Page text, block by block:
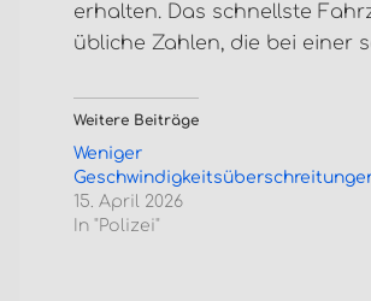
erhalten. Das schnellste
übliche Zahlen, die bei einer
Weitere Beiträge
Weniger
15. April 2026
In "Polizei"